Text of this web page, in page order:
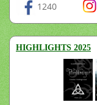
1240
HIGHLIGHTS 2025